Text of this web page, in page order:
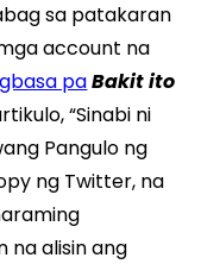
sa patakaran
account na
paBakit ito
“Sinabi ni
Pangulo ng
ng Twitter, na
na alisin ang